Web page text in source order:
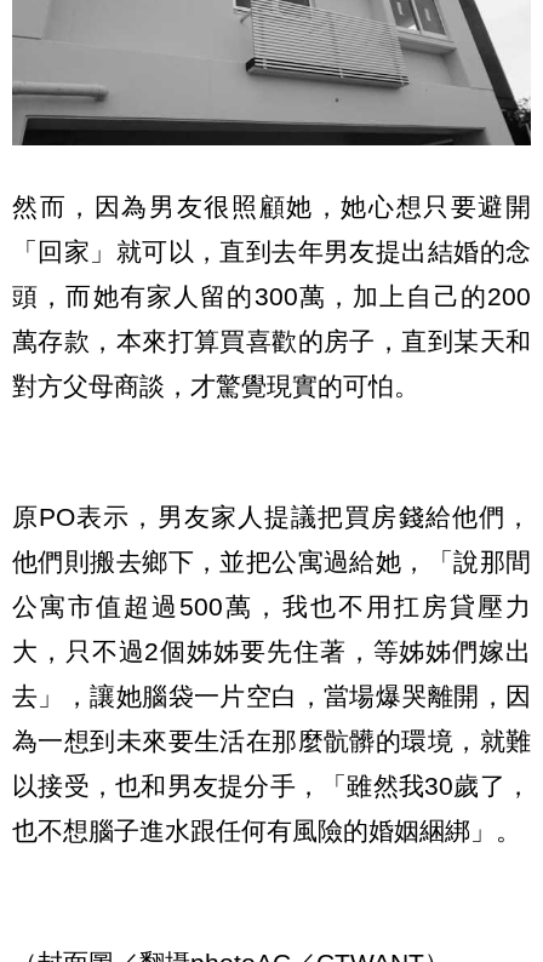
然而，因為男友很照顧她，她心想只要避開
「回家」就可以，直到去年男友提出結婚的念
頭，而她有家人留的300萬，加上自己的200
萬存款，本來打算買喜歡的房子，直到某天和
對方父母商談，才驚覺現實的可怕。
原PO表示，男友家人提議把買房錢給他們，
他們則搬去鄉下，並把公寓過給她，「說那間
公寓市值超過500萬，我也不用扛房貸壓力
大，只不過2個姊姊要先住著，等姊姊們嫁出
去」，讓她腦袋一片空白，當場爆哭離開，因
為一想到未來要生活在那麼骯髒的環境，就難
以接受，也和男友提分手，「雖然我30歲了，
也不想腦子進水跟任何有風險的婚姻綑綁」。